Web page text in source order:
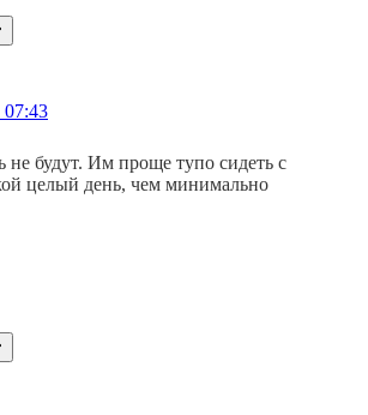
07:43
не будут. Им проще тупо сидеть с
целый день, чем минимально